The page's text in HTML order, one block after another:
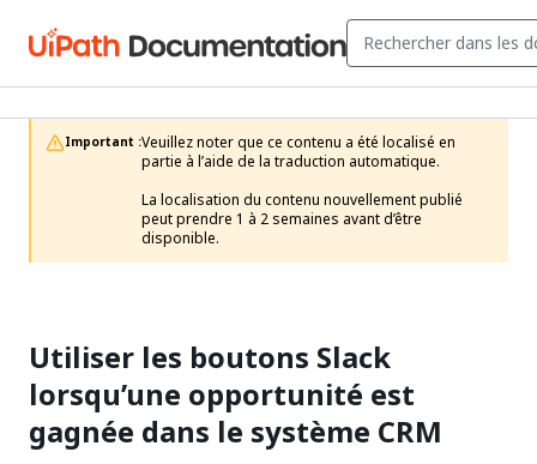
Important :Veuillez noter que ce contenu a été localisé en
partie à l’aide de la traduction automatique.
La localisation du contenu nouvellement publié
peut prendre 1 à 2 semaines avant d’être
disponible.
Utiliser les boutons Slack
lorsqu’une opportunité est
gagnée dans le système CRM